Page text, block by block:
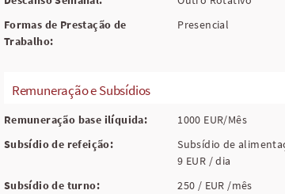
Formas de Prestação de
Trabalho:
Presencial
Remuneração e Subsídios
Remuneração base ilíquida:
1000 EUR/Mês
Subsídio de refeição:
Subsídio de
9 EUR / dia
Subsídio de turno:
250 / EUR /mês